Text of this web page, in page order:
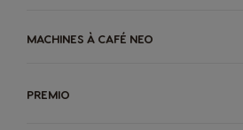
MACHINES À CAFÉ NEO
PREMIO